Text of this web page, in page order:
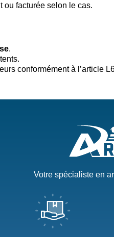
ou facturée selon le cas.
.
conformément à l’article
Votre spécialiste en